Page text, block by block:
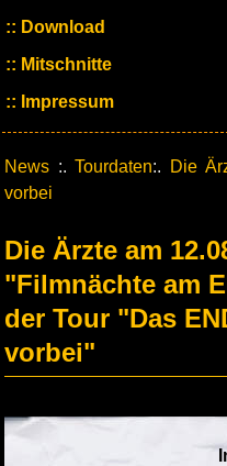
Download
Mitschnitte
Impressum
News :.Tourdaten:. Die
vorbei
Die Ärzte am
"Filmnächte am
der Tour "Das
vorbei"